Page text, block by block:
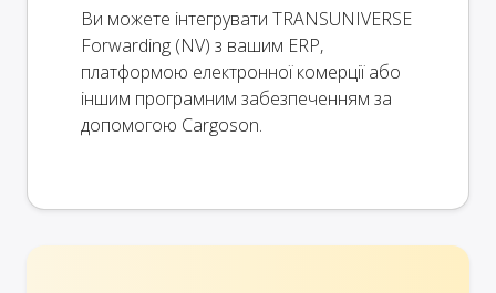
Ви можете інтегрувати TRANSUNIVERSE
Forwarding (NV) з вашим ERP,
платформою електронної комерції або
іншим програмним забезпеченням за
допомогою Cargoson.